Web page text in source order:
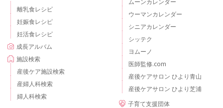
離乳食レシピ
妊娠食レシピ
妊活食レシピ
成長アルバム
施設検索
産後ケア施設検索
産婦人科検索
婦人科検索
ウーマンカレンダー
シニアカレンダー
シッテク
ヨムーノ
医師監修.com
産後ケアサロン ひより青山
産後ケアサロン ひより芝浦
子育て支援団体